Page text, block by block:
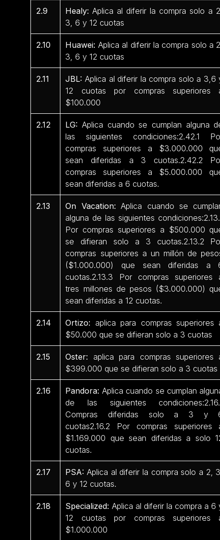
2.9 Healy: Aplica al diferir la compra solo a
3, 6 y 12 cuotas
2.10 Huawei: Aplica al diferir la compra solo a
3, 6 y 12 cuotas
2.11 JBL: Aplica al diferir la compra solo a 3,6
12 cuotas por compras superiores
$100.000
2.12 LG: Aplica cuando se cumplan alguna
las siguientes condiciones:2.42.1
compras superiores a $3.000.000
sean diferidas a 3 cuotas.2.42.2
compras superiores a $5.000.000
sean diferidas a 6 cuotas.
2.13 On Vacation:Aplica cuando se
alguna de las siguientes
Por compras superiores a $500.000
se difieran solo a 3 cuotas.2.13.2
compras superiores a un millón de
($1.000.000) que sean diferidas a
cuotas.2.13.3 Por compras superiores
tres millones de pesos ($3.000.000)
sean diferidas a 12 cuotas.
2.14 Ortizo: aplica para compras superiores
$50.000 que se difieran solo a 3 cuotas
2.15 Oster: aplica para compras superiores
$399.000 que se difieran solo a 3 cuotas
2.16 Pandora: Aplica cuando se cumplan
de las siguientes
Compras diferidas solo a 3 y
cuotas2.16.2 Por compras superiores
$1.169.000 que sean diferidas a solo
cuotas.
2.17 PSA: Aplica al diferir la compra solo a 2,
6 y 12 cuotas.
2.18 Specialized: Aplica al diferir la compra a 6
12 cuotas por compras superiores
$1.000.000